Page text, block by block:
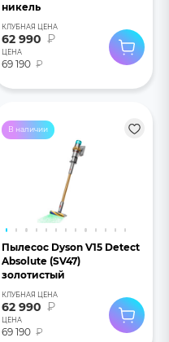
никель
КЛУБНАЯ ЦЕНА
62 990 ₽
ЦЕНА
69 190 ₽
В наличии
Пылесос Dyson V15 Detect
Absolute (SV47)
золотистый
КЛУБНАЯ ЦЕНА
62 990 ₽
ЦЕНА
69 190 ₽